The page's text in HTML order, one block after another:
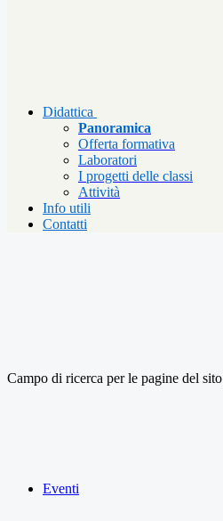
Didattica
Panoramica
Offerta formativa
Laboratori
I progetti delle classi
Attività
Info utili
Contatti
Campo di ricerca per le pagine del sito
Eventi